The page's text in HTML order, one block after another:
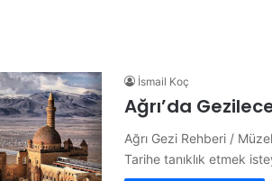
İsmail Koç
Ağrı’da
Ağrı Gezi Rehberi /
Tarihe tanıklık etmek